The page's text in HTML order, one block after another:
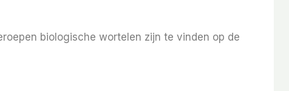
biologische wortelen zijn te vinden op de